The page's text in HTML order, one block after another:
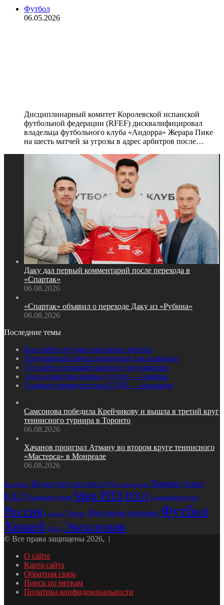
Футбол
06.05.2026
Дисциплинарный комитет Королевской испанской
футбольной федерации (RFEF) дисквалифицировал
владельца футбольного клуба «Андорра» Жерара Пике
на шесть матчей за угрозы в адрес арбитров после…
Даку дал первый комментарий после перехода в
«Спартак»
06.08.2026
«Спартак» объявил о переходе Даку из «Рубина»
06.08.2026
Последние темы
Как найти сегодня пансионат быстро
Популярный сейчас пансионат для пожилых
Где найти хороший пансион для пожилых
Здесь инвестиционные услуги — помощь
Главные преимущества КЭДО — описание
Самсонова победила Крейчикову и вышла в третий круг
теннисного турнира в Торонто
06.08.2026
Хачанов проиграл Атману во втором круге теннисного
«Мастерса» в Монреале
06.08.2026
Баскетбол Видео (внутри текста) Водные виды Европа Зенит
КХЛ Лыжные гонки Мир РПЛНХЛ Олимпийские игры
Россия Спартак Теннис Фигурное катание Футбол
Хоккей ЦСКА Эксклюзив
© Все права защищены 2026, |
О сайте
Карта сайта
Обратная связь
Поиск по меткам
Политика конфиденциальности